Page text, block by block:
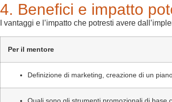
4. Benefici e impatto
I vantaggi e l’impatto che potresti avere
Per il mentore
Definizione di marketing, creazione di un
Quali sono gli strumenti promozionali di base